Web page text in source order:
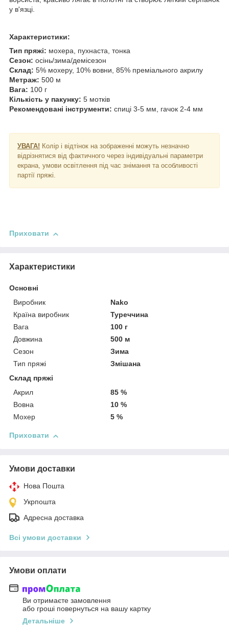
у в'язці.
Характеристики:
Тип пряжі: мохера, пухнаста, тонка
Сезон: осінь/зима/демісезон
Склад: 5% мохеру, 10% вовни, 85% преміального акрилу
Метраж: 500 м
Вага: 100 г
Кількість у пакунку: 5 мотків
Рекомендовані інструменти: спиці 3-5 мм, гачок 2-4 мм
УВАГА! Колір і відтінок на зображенні можуть незначно
відрізнятися від фактичного через індивідуальні параметри
екрана, умови освітлення під час знімання та особливості
партії пряжі.
Приховати
Характеристики
Основні
Виробник
Nako
Країна виробник
Туреччина
Вага
100 г
Довжина
500 м
Сезон
Зима
Тип пряжі
Змішана
Склад пряжі
Акрил
85 %
Вовна
10 %
Мохер
5 %
Приховати
Умови доставки
Нова Пошта
Укрпошта
Адресна доставка
Всі умови доставки
Умови оплати
Ви отримаєте замовлення
або гроші повернуться на вашу картку
Детальніше